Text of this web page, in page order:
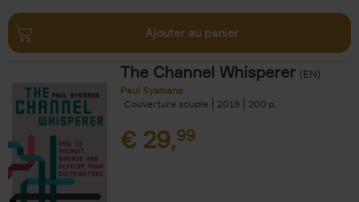
Ajouter au panier
The Channel Whisperer (EN)
Paul Sysmans
Couverture souple
2018 200
€ 29,99